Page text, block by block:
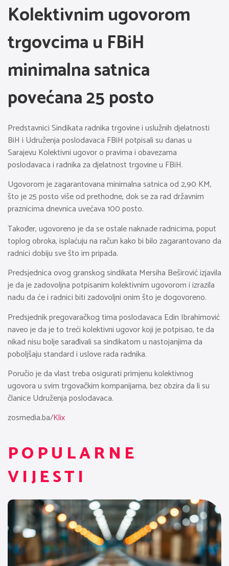
Kolektivnim ugovorom
trgovcima u FBiH
minimalna satnica
povećana 25 posto
Predstavnici Sindikata radnika trgovine i uslužnih djelatnosti
BiH i Udruženja poslodavaca FBiH potpisali su danas u
Sarajevu Kolektivni ugovor o pravima i obavezama
poslodavaca i radnika za djelatnost trgovine u FBiH.
Ugovorom je zagarantovana minimalna satnica od 2,90 KM,
što je 25 posto više od prethodne, dok se za rad državnim
praznicima dnevnica uvećava 100 posto.
Također, ugovoreno je da se ostale naknade radnicima, poput
toplog obroka, isplaćuju na račun kako bi bilo zagarantovano da
radnici dobiju sve što im pripada.
Predsjednica ovog granskog sindikata Mersiha Beširović izjavila
je da je zadovoljna potpisanim kolektivnim ugovorom i izrazila
nadu da će i radnici biti zadovoljni onim što je dogovoreno.
Predsjednik pregovaračkog tima poslodavaca Edin Ibrahimović
naveo je da je to treći kolektivni ugovor koji je potpisao, te da
nikad nisu bolje sarađivali sa sindikatom u nastojanjima da
poboljšaju standard i uslove rada radnika.
Poručio je da vlast treba osigurati primjenu kolektivnog
ugovora u svim trgovačkim kompanijama, bez obzira da li su
članice Udruženja poslodavaca.
zosmedia.ba/Klix
POPULARNE
VIJESTI